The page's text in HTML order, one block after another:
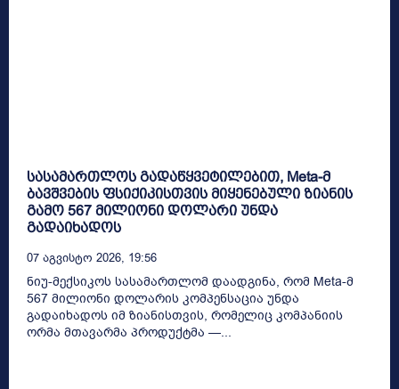
სასამართლოს გადაწყვეტილებით, Meta-მ
ბავშვების ფსიქიკისთვის მიყენებული ზიანის
გამო 567 მილიონი დოლარი უნდა
გადაიხადოს
07 Აგვისტო 2026, 19:56
ნიუ-მექსიკოს სასამართლომ დაადგინა, რომ Meta-მ
567 მილიონი დოლარის კომპენსაცია უნდა
გადაიხადოს იმ ზიანისთვის, რომელიც კომპანიის
ორმა მთავარმა პროდუქტმა —...